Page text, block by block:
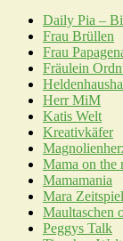
Daily Pia –
Frau Brüllen
Frau
Fräulein
Herr MiM
Katis Welt
Kreativkäfer
Mama on the
Mamamania
Mara
Maultaschen
Peggys Talk